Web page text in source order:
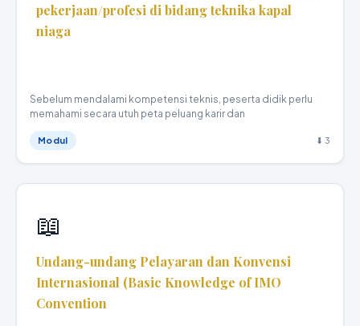
pekerjaan/profesi di bidang teknika kapal
niaga
Sebelum mendalami kompetensi teknis, peserta didik perlu
memahami secara utuh peta peluang karir dan
Modul ⬇ 3
📖
Undang-undang Pelayaran dan Konvensi
Internasional (Basic Knowledge of IMO
Convention